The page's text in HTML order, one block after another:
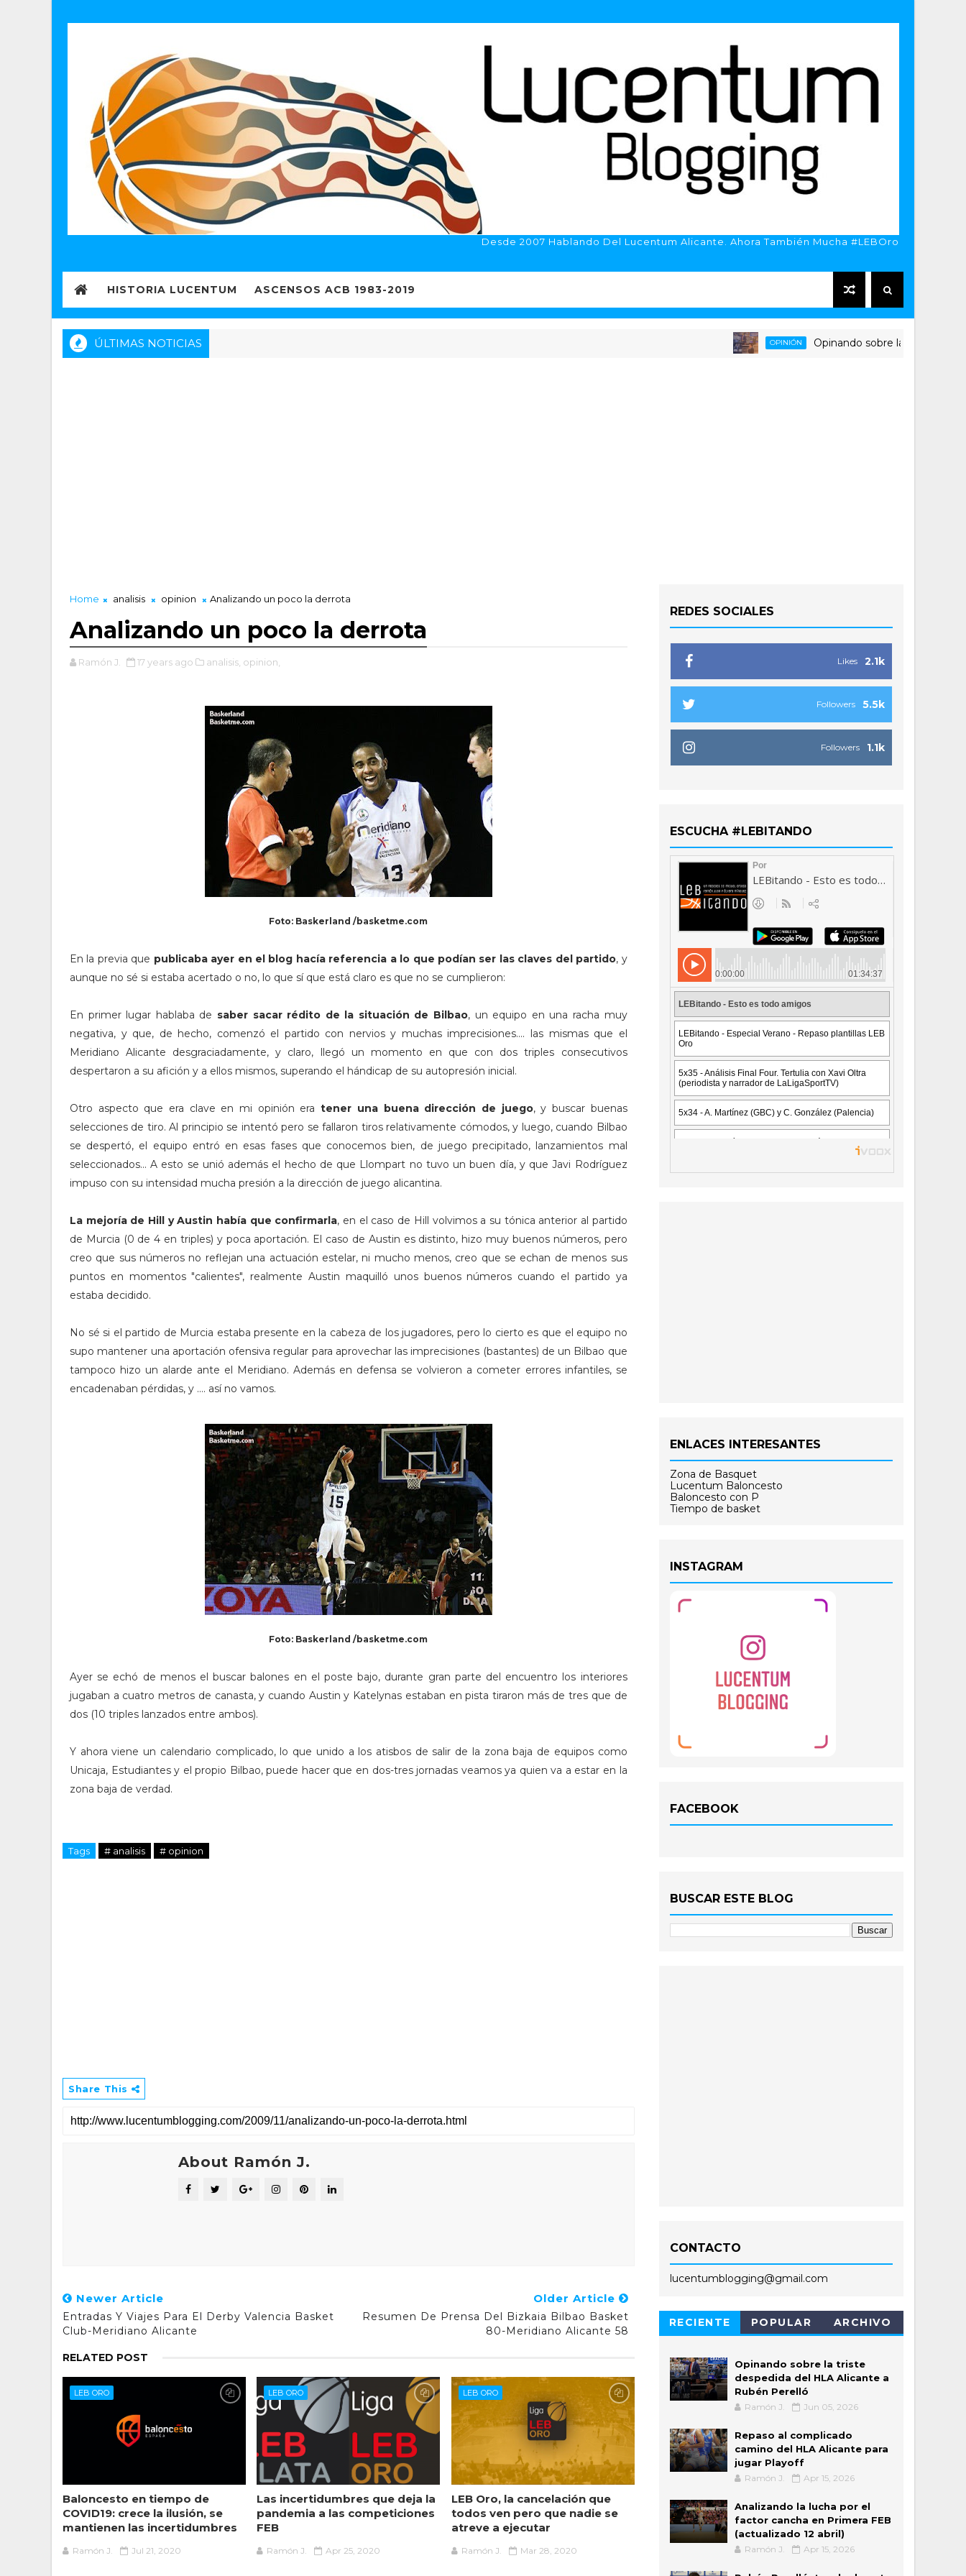
Desde 2007 Hablando Del Lucentum Alicante. Ahora También Mucha #LEBOro
HISTORIA LUCENTUM ASCENSOS ACB 1983-2019
ÚLTIMAS NOTICIAS OPINIÓN Opinando sobre la triste despedida
Home analisis opinion Analizando un poco la derrota
Analizando un poco la derrota
Ramón J. 17 years ago analisis, opinion,
Foto: Baskerland /basketme.com
En la previa que publicaba ayer en el blog hacía referencia a lo que podían ser las claves del partido, y
aunque no sé si estaba acertado o no, lo que sí que está claro es que no se cumplieron:
En primer lugar hablaba de saber sacar rédito de la situación de Bilbao, un equipo en una racha muy
negativa, y que, de hecho, comenzó el partido con nervios y muchas imprecisiones.... las mismas que el
Meridiano Alicante desgraciadamente, y claro, llegó un momento en que con dos triples consecutivos
despertaron a su afición y a ellos mismos, superando el hándicap de su autopresión inicial.
Otro aspecto que era clave en mi opinión eratener una buena dirección de juego, y buscar buenas
selecciones de tiro. Al principio se intentó pero se fallaron tiros relativamente cómodos, y luego, cuando Bilbao
se despertó, el equipo entró en esas fases que conocemos bien, de juego precipitado, lanzamientos mal
seleccionados... A esto se unió además el hecho de que Llompart no tuvo un buen día, y que Javi Rodríguez
impuso con su intensidad mucha presión a la dirección de juego alicantina.
La mejoría de Hill y Austin había que confirmarla, en el caso de Hill volvimos a su tónica anterior al partido
de Murcia (0 de 4 en triples) y poca aportación. El caso de Austin es distinto, hizo muy buenos números, pero
creo que sus números no reflejan una actuación estelar, ni mucho menos, creo que se echan de menos sus
puntos en momentos "calientes", realmente Austin maquilló unos buenos números cuando el partido ya
estaba decidido.
No sé si el partido de Murcia estaba presente en la cabeza de los jugadores, pero lo cierto es que el equipo no
supo mantener una aportación ofensiva regular para aprovechar las imprecisiones (bastantes) de un Bilbao que
tampoco hizo un alarde ante el Meridiano. Además en defensa se volvieron a cometer errores infantiles, se
encadenaban pérdidas, y .... así no vamos.
Foto: Baskerland /basketme.com
Ayer se echó de menos el buscar balones en el poste bajo, durante gran parte del encuentro los interiores
jugaban a cuatro metros de canasta, y cuando Austin y Katelynas estaban en pista tiraron más de tres que de
dos (10 triples lanzados entre ambos).
Y ahora viene un calendario complicado, lo que unido a los atisbos de salir de la zona baja de equipos como
Unicaja, Estudiantes y el propio Bilbao, puede hacer que en dos-tres jornadas veamos ya quien va a estar en la
zona baja de verdad.
Tags # analisis # opinion
Share This
About Ramón J.
Newer Article
Entradas Y Viajes Para El Derby Valencia Basket
Club-Meridiano Alicante
Older Article
Resumen De Prensa Del Bizkaia Bilbao Basket
80-Meridiano Alicante 58
RELATED POST
LEB ORO
Baloncesto en tiempo de
COVID19: crece la ilusión, se
mantienen las incertidumbres
Ramón J. Jul 21, 2020
LEB ORO
Las incertidumbres que deja la
pandemia a las competiciones
FEB
Ramón J. Apr 25, 2020
LEB ORO
LEB Oro, la cancelación que
todos ven pero que nadie se
atreve a ejecutar
Ramón J. Mar 28, 2020
REDES SOCIALES
2.1k
Likes
5.5k
Followers
1.1k
Followers
ESCUCHA #LEBITANDO
ENLACES INTERESANTES
Zona de Basquet
Lucentum Baloncesto
Baloncesto con P
Tiempo de basket
INSTAGRAM
FACEBOOK
BUSCAR ESTE BLOG
CONTACTO
lucentumblogging@gmail.com
RECIENTE POPULAR ARCHIVO
Opinando sobre la triste
despedida del HLA Alicante a
Rubén Perelló
Ramón J. Jun 05, 2026
Repaso al complicado
camino del HLA Alicante para
jugar Playoff
Ramón J. Apr 15, 2026
Analizando la lucha por el
factor cancha en Primera FEB
(actualizado 12 abril)
Ramón J. Apr 15, 2026